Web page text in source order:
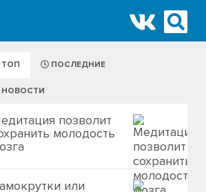
"
ТОП ПОСЛЕДНИЕ
НОВОСТИ
позволит
молодость
или